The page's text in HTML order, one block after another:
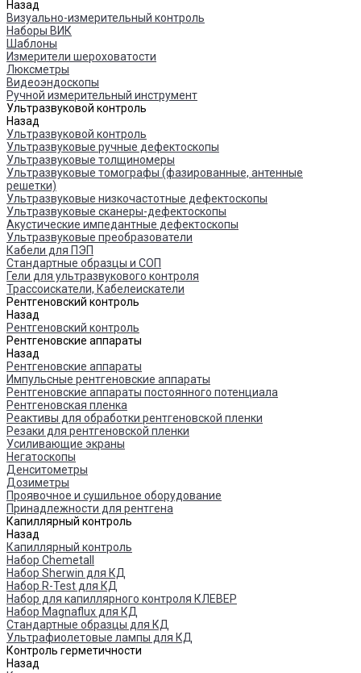
Назад
Визуально-измерительный контроль
Наборы ВИК
Шаблоны
Измерители шероховатости
Люксметры
Видеоэндоскопы
Ручной измерительный инструмент
Ультразвуковой контроль
Назад
Ультразвуковой контроль
Ультразвуковые ручные дефектоскопы
Ультразвуковые толщиномеры
Ультразвуковые томографы (фазированные, антенные
решетки)
Ультразвуковые низкочастотные дефектоскопы
Ультразвуковые сканеры-дефектоскопы
Акустические импедантные дефектоскопы
Ультразвуковые преобразователи
Кабели для ПЭП
Стандартные образцы и СОП
Гели для ультразвукового контроля
Трассоискатели, Кабелеискатели
Рентгеновский контроль
Назад
Рентгеновский контроль
Рентгеновские аппараты
Назад
Рентгеновские аппараты
Импульсные рентгеновские аппараты
Рентгеновские аппараты постоянного потенциала
Рентгеновская пленка
Реактивы для обработки рентгеновской пленки
Резаки для рентгеновской пленки
Усиливающие экраны
Негатоскопы
Денситометры
Дозиметры
Проявочное и сушильное оборудование
Принадлежности для рентгена
Капиллярный контроль
Назад
Капиллярный контроль
Набор Chemetall
Набор Sherwin для КД
Набор R-Test для КД
Набор для капиллярного контроля КЛЕВЕР
Набор Magnaflux для КД
Стандартные образцы для КД
Ультрафиолетовые лампы для КД
Контроль герметичности
Назад